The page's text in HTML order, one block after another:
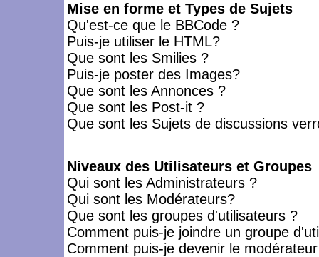
Mise en forme et Types de Sujets
Qu'est-ce que le BBCode ?
Puis-je utiliser le HTML?
Que sont les Smilies ?
Puis-je poster des Images?
Que sont les Annonces ?
Que sont les Post-it ?
Que sont les Sujets de discussions
Niveaux des Utilisateurs et Groupes
Qui sont les Administrateurs ?
Qui sont les Modérateurs?
Que sont les groupes d'utilisateurs ?
Comment puis-je joindre un groupe
Comment puis-je devenir le